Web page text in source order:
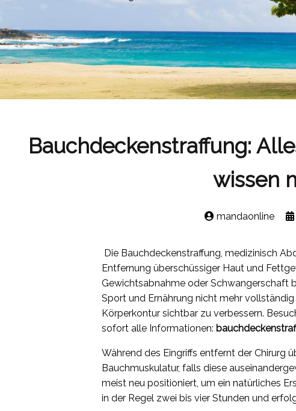
Bauchdeckenstraffung:
wissen
mandaonline
Die Bauchdeckenstraffung, medizinisch
Entfernung überschüssiger Haut und
Gewichtsabnahme oder Schwangerschaft
Sport und Ernährung nicht mehr
Körperkontur sichtbar zu verbessern.
sofort alle Informationen:
Während des Eingriffs entfernt der Chirurg
Bauchmuskulatur, falls diese
meist neu positioniert, um ein natürliches
in der Regel zwei bis vier Stunden und